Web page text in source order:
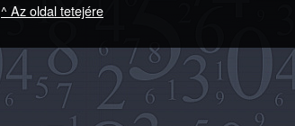
^ Az oldal tetejére